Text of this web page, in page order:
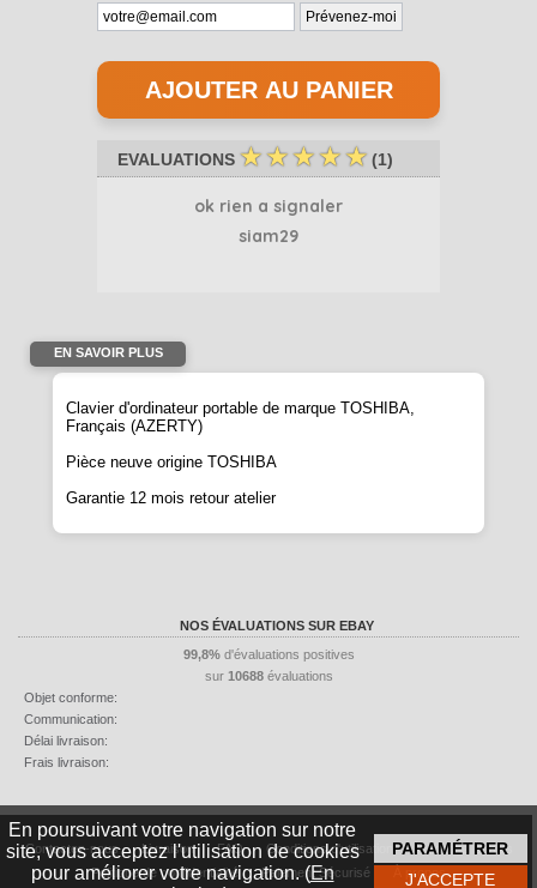
NOS ÉVALUATIONS SUR EBAY
99,8%d'évaluations positives
sur 10688évaluations
Objet conforme:
Communication:
Délai livraison:
Frais livraison:
En poursuivant votre navigation sur notre
site, vous acceptez l'utilisation de cookies
pour améliorer votre navigation. (En
EVALUATIONS ☆☆☆☆☆ (1)
ok rien a signaler
siam29
EN SAVOIR PLUS
Clavier d'ordinateur portable de marque TOSHIBA,
Français (AZERTY)
Pièce neuve origine TOSHIBA
Garantie 12 mois retour atelier
Contactez-nous Livraison FAQ Conditions d'utilisation
Mentions légales
Politique de confidentialité
Paiement Sécurisé À propos